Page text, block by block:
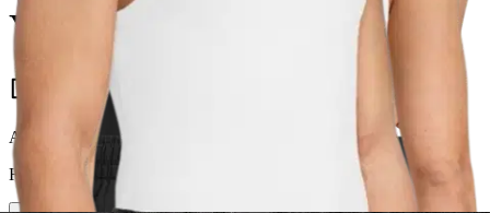
YSMS4813
Asiakasomistajahinta
Hinta ilman S-Etukorttia: